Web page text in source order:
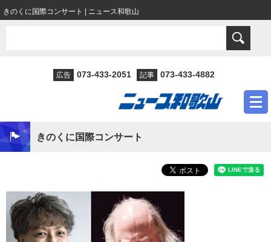
きのくに国際コンサート | ニュース和歌山
広告 073-433-2051 記事 073-433-4882
きのくに国際コンサート